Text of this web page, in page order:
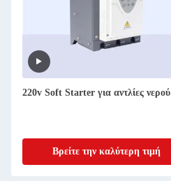
220v Soft Starter για αντλίες νερού
Βρείτε την καλύτερη τιμή